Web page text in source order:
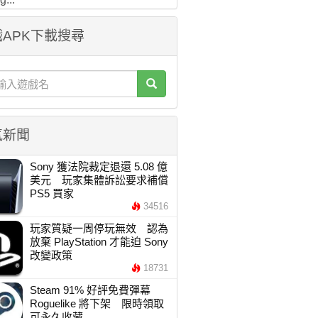
下載搜尋
聞
Sony 獲法院裁定退還 5.08 億
美元 玩家集體訴訟要求補償
PS5 買家
34516
玩家質疑一周停玩無效 認為
放棄 PlayStation 才能迫 Sony
改變政策
18731
Steam 91% 好評免費彈幕
Roguelike 將下架 限時領取